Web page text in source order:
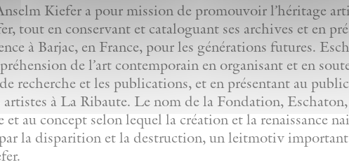
Kiefer a pour mission de promouvoir l’héritage
tout en conservant et cataloguant ses archives et en
à Barjac, en France, pour les générations futures.
de l’art contemporain en organisant et en
recherche et les publications, et en présentant au
artistes à La Ribaute. Le nom de la Fondation,
au concept selon lequel la création et la renaissance
la disparition et la destruction, un leitmotiv